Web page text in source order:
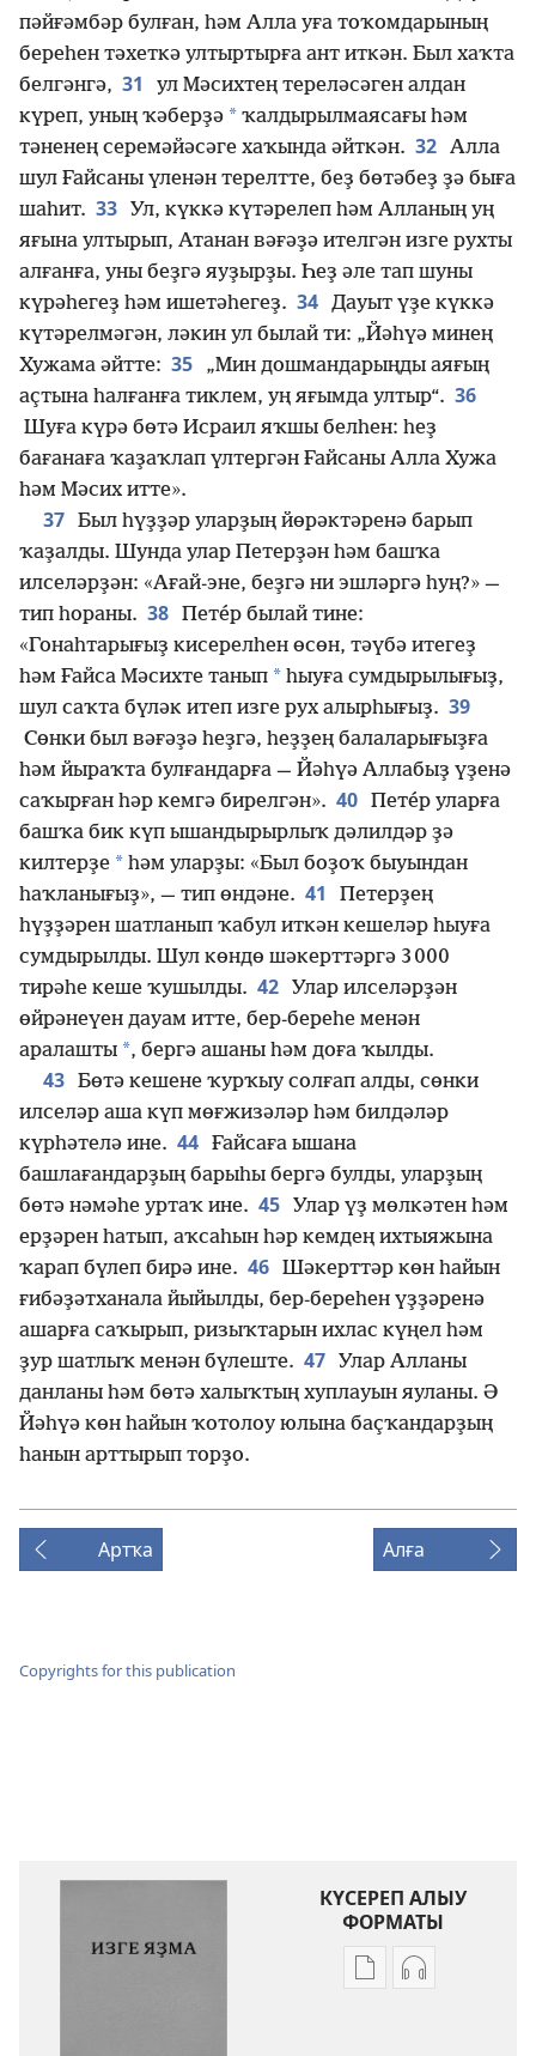
пәйғәмбәр булған, һәм Алла уға тоҡомдарының
береһен тәхеткә ултыртырға ант иткән. Был хаҡта
белгәнгә, 31
ул Мәсихтең тереләсәген алдан
күреп, уның ҡәберҙә * ҡалдырылмаясағы һәм
тәненең серемәйәсәге хаҡында әйткән. 32 Алла
шул Ғайсаны үленән терелтте, беҙ бөтәбеҙ ҙә быға
шаһит. 33
Ул, күккә күтәрелеп һәм Алланың уң
яғына ултырып, Атанан вәғәҙә ителгән изге рухты
алғанға, уны беҙгә яуҙырҙы. Һеҙ әле тап шуны
күрәһегеҙ һәм ишетәһегеҙ. 34 Дауыт үҙе күккә
күтәрелмәгән, ләкин ул былай ти: „Йәһүә минең
Хужама әйтте: 35
„Мин дошмандарыңды аяғың
аҫтына һалғанға тиклем, уң яғымда ултыр“. 36
Шуға күрә бөтә Исраил яҡшы белһен: һеҙ
бағанаға ҡаҙаҡлап үлтергән Ғайсаны Алла Хужа
һәм Мәсих итте».
37 Был һүҙҙәр уларҙың йөрәктәренә барып
ҡаҙалды. Шунда улар Петерҙән һәм башҡа
илселәрҙән: «Ағай-эне, беҙгә ни эшләргә һуң?» —
тип һораны. 38 Пете́р былай тине:
«Гонаһтарығыҙ кисерелһен өсөн, тәүбә итегеҙ
һәм Ғайса Мәсихте танып * һыуға сумдырылығыҙ,
шул саҡта бүләк итеп изге рух алырһығыҙ. 39
Сөнки был вәғәҙә һеҙгә, һеҙҙең балаларығыҙға
һәм йыраҡта булғандарға — Йәһүә Аллабыҙ үҙенә
саҡырған һәр кемгә бирелгән». 40 Пете́р уларға
башҡа бик күп ышандырырлыҡ дәлилдәр ҙә
килтерҙе * һәм уларҙы: «Был боҙоҡ быуындан
һаҡланығыҙ», — тип өндәне. 41
Петерҙең
һүҙҙәрен шатланып ҡабул иткән кешеләр һыуға
сумдырылды. Шул көндө шәкерттәргә 3 000
тирәһе кеше ҡушылды. 42
Улар илселәрҙән
өйрәнеүен дауам итте, бер-береһе менән
аралашты *, бергә ашаны һәм доға ҡылды.
43 Бөтә кешене ҡурҡыу солғап алды, сөнки
илселәр аша күп мөғжизәләр һәм билдәләр
күрһәтелә ине. 44 Ғайсаға ышана
башлағандарҙың барыһы бергә булды, уларҙың
бөтә нәмәһе уртаҡ ине. 45
Улар үҙ мөлкәтен һәм
ерҙәрен һатып, аҡсаһын һәр кемдең ихтыяжына
ҡарап бүлеп бирә ине. 46 Шәкерттәр көн һайын
ғибәҙәтханала йыйылды, бер-береһен үҙҙәренә
ашарға саҡырып, ризыҡтарын ихлас күңел һәм
ҙур шатлыҡ менән бүлеште. 47
Улар Алланы
данланы һәм бөтә халыҡтың хуплауын яуланы. Ә
Йәһүә көн һайын ҡотолоу юлына баҫҡандарҙың
һанын арттырып торҙо.
Артҡа Алға
Copyrights for this publication
КҮСЕРЕП АЛЫУ
ФОРМАТЫ
Баҫмаларҙы